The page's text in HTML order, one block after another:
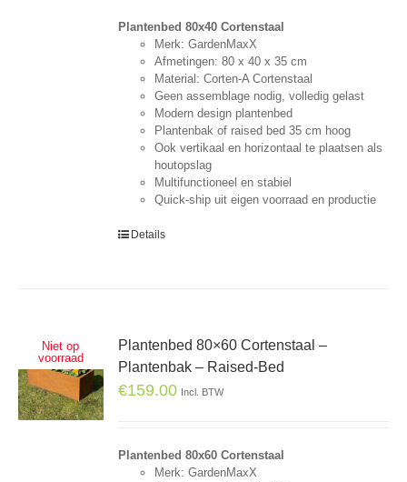
Plantenbed 80x40 Cortenstaal
Merk: GardenMaxX
Afmetingen: 80 x 40 x 35 cm
Material: Corten-A Cortenstaal
Geen assemblage nodig, volledig gelast
Modern design plantenbed
Plantenbak of raised bed 35 cm hoog
Ook vertikaal en horizontaal te plaatsen als
houtopslag
Multifunctioneel en stabiel
Quick-ship uit eigen voorraad en productie
Details
Niet op
voorraad
Plantenbed 80×60 Cortenstaal –
Plantenbak – Raised-Bed
€159.00 Incl. BTW
Plantenbed 80x60 Cortenstaal
Merk: GardenMaxX